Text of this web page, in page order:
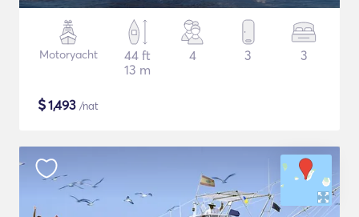
Motoryacht
44 ft
13 m
4 3 3
$1,493 /nat